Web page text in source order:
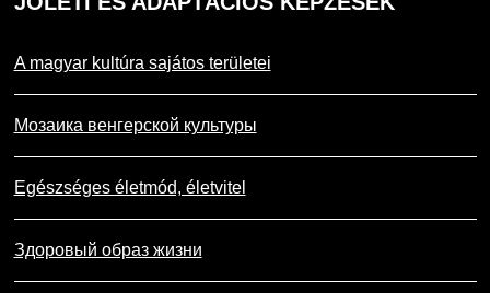
A magyar kultúra sajátos területei
Мозаика венгерской культуры
Egészséges életmód, életvitel
Здоровый образ жизни